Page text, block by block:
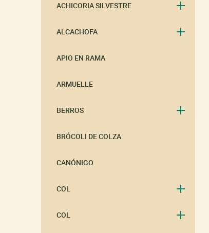
ACHICORIA SILVESTRE
ALCACHOFA
APIO EN RAMA
ARMUELLE
BERROS
BRÓCOLI DE COLZA
CANÓNIGO
COL
COL